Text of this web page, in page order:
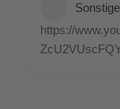
Sons­ti­ge
https://